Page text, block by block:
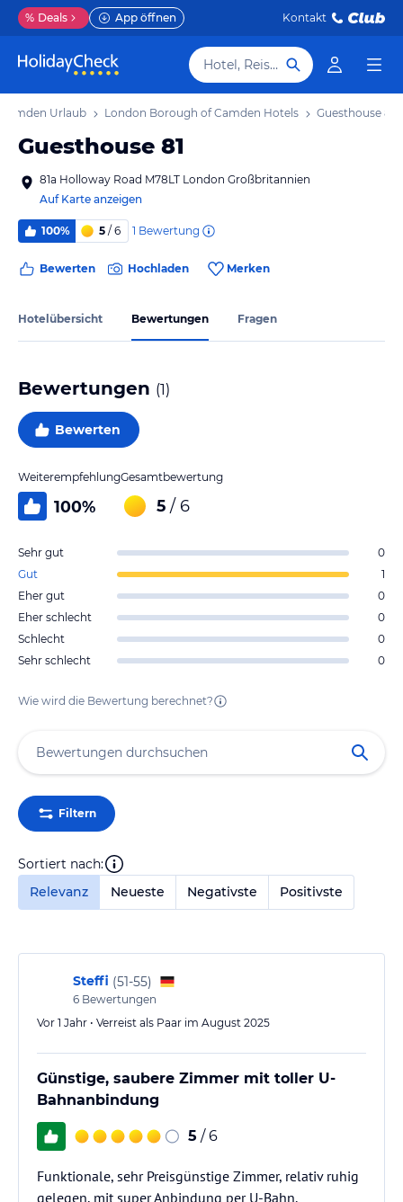
% Deals App öffnen Kontakt
Hotel, Reiseziel
Urlaub London Borough of Camden Hotels Guesthouse 81
Guesthouse 81
81a Holloway Road M78LT London Großbritannien
Auf Karte anzeigen
100% 5 / 6 1 Bewertung
Bewerten Hochladen Merken
Hotelübersicht Bewertungen Fragen
Bewertungen (1)
Bewerten
Weiterempfehlung
100%
Gesamtbewertung
5 / 6
Sehr gut
0
Gut
1
Eher gut
0
Eher schlecht
0
Schlecht
0
Sehr schlecht
0
Wie wird die Bewertung berechnet?
Filtern
Sortiert nach:
Relevanz
Neueste Negativste Positivste
Steffi (51-55)
6 Bewertungen
Vor 1 Jahr • Verreist als Paar im August 2025
Günstige, saubere Zimmer mit toller U-
Bahnanbindung
5 / 6
Funktionale, sehr Preisgünstige Zimmer, relativ ruhig
gelegen, mit super Anbindung per U-Bahn.